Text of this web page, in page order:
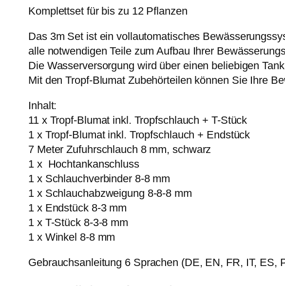
t
1
2
Komplettset für bis zu 12 Pflanzen
Das 3m Set ist ein vollautomatisches
alle notwendigen Teile zum Aufbau Ihrer
Die Wasserversorgung wird über einen beliebigen
Mit den Tropf-Blumat Zubehörteilen können Sie Ihre
Inhalt:
11 x Tropf-Blumat inkl. Tropfschlauch + T-Stück
1 x Tropf-Blumat inkl. Tropfschlauch + Endstück
7 Meter Zufuhrschlauch 8 mm, schwarz
1 x Hochtankanschluss
1 x Schlauchverbinder 8-8 mm
1 x Schlauchabzweigung 8-8-8 mm
1 x Endstück 8-3 mm
1 x T-Stück 8-3-8 mm
1 x Winkel 8-8 mm
Gebrauchsanleitung 6 Sprachen (DE, EN, FR, IT, ES,